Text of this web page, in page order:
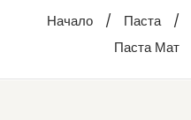
Дистрибуция
Начало / Паста /
Паста Мат